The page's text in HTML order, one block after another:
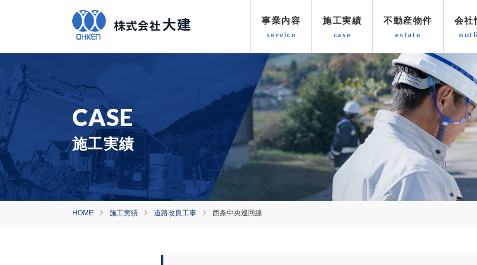
事業内容 施工実績 不動産物件 会社
施工実績
HOME 施工実績 道路改良工事 西条中央巡回線